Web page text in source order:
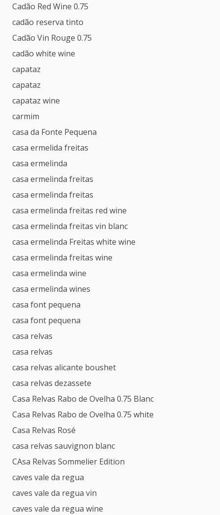
Cadão Red Wine 0.75
cadão reserva tinto
Cadão Vin Rouge 0.75
cadão white wine
capataz
capataz
capataz wine
carmim
casa da Fonte Pequena
casa ermelida freitas
casa ermelinda
casa ermelinda freitas
casa ermelinda freitas
casa ermelinda freitas red wine
casa ermelinda freitas vin blanc
casa ermelinda Freitas white wine
casa ermelinda freitas wine
casa ermelinda wine
casa ermelinda wines
casa font pequena
casa font pequena
casa relvas
casa relvas
casa relvas alicante boushet
casa relvas dezassete
Casa Relvas Rabo de Ovelha 0.75 Blanc
Casa Relvas Rabo de Ovelha 0.75 white
Casa Relvas Rosé
casa relvas sauvignon blanc
CAsa Relvas Sommelier Edition
caves vale da regua
caves vale da regua vin
caves vale da regua wine